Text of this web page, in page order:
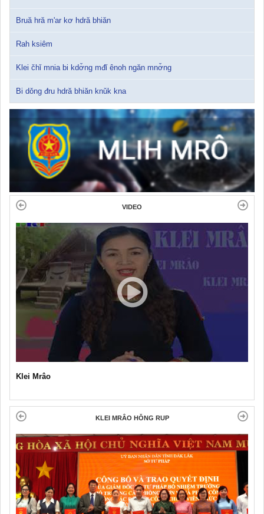
Bruă hră m'ar kơ hdră bhiăn
Rah ksiêm
Klei čhǐ mnia bi kdơ̌ng mđǐ ênoh ngăn mnơ̌ng
Bi dǒng đru hdră bhiăn knǔk kna
VIDEO
Klei Mrâo
KLEI MRÂO HǑNG RUP